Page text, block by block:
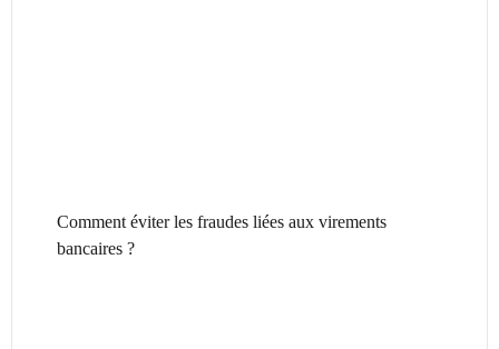
Comment éviter les fraudes liées aux virements
bancaires ?